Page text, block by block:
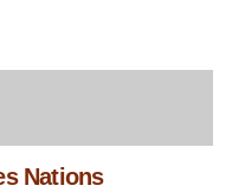
Nations